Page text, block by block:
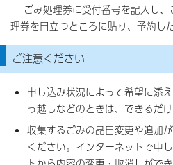
ごみ処理券に受付番号を記入し、
理券を目立つところに貼り、予約し
ご注意ください
申し込み状況によって希望に添
っ越しなどのときは、できるだ
収集するごみの品目変更や追加
ください。インターネットで申